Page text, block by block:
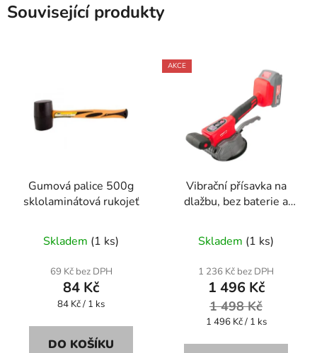
Související produkty
Gumová palice 500g
sklolaminátová rukojeť
Skladem (1 ks)
69 Kč bez DPH
84 Kč
Měrná
84 Kč / 1 ks
DO KOŠÍKU
AKCE
Vibrační přísavka na
dlažbu, bez baterie a
Skladem (1 ks)
1 236 Kč bez DPH
1 496 Kč
1 498 Kč
Měrná
1 496 Kč / 1 ks